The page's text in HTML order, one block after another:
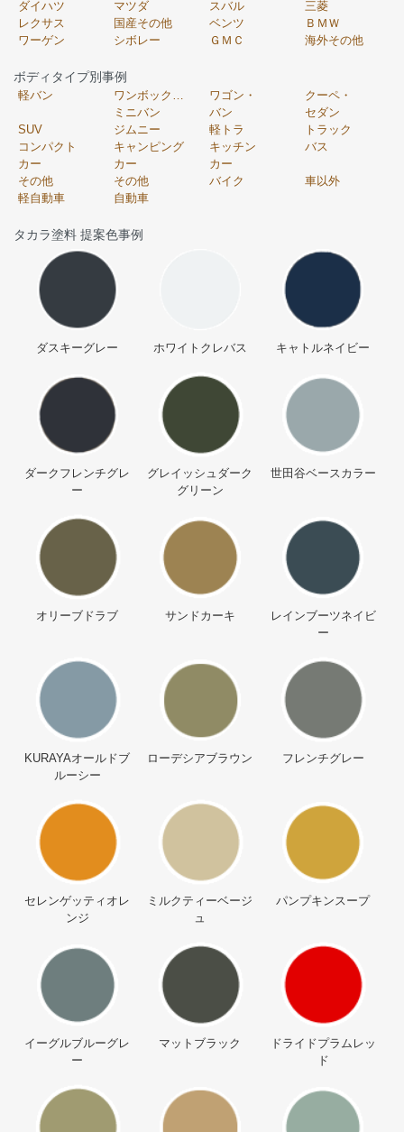
ダイハツ マツダ スバル
三菱
レクサス
国産その他 ベンツ
ＢＭＷ
ワーゲン
シボレー ＧＭＣ 海外その他
ボディタイプ別事例
軽バン
ミニバン
ワゴン・
バン
クーペ・
セダン
SUV
ジムニー 軽トラ
トラック
コンパクト
カー
キャンピング
カー
キッチン
カー
バス
その他
軽自動車
その他
自動車
バイク 車以外
タカラ塗料 提案色事例
ダスキーグレー ホワイトクレバス キャトルネイビー
ダークフレンチグレ
ー
グレイッシュダーク
グリーン
世田谷ベースカラー
オリーブドラブ サンドカーキ
レインブーツネイビ
ー
KURAYAオールドブ
ルーシー
ローデシアブラウン フレンチグレー
セレンゲッティオレ
ンジ
ミルクティーベージ
ュ
パンプキンスープ
イーグルブルーグレ
ー
マットブラック
ドライドプラムレッ
ド